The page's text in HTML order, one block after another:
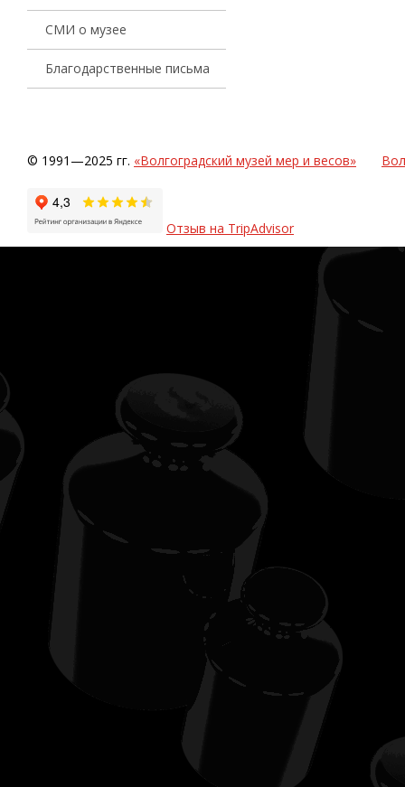
СМИ о музее
Благодарственные письма
© 1991—2025 гг. «Волгоградский музей мер и весов»
Отзыв на TripAdvisor